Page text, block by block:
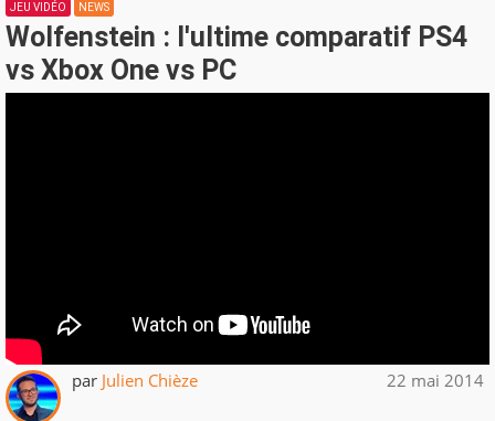
JEU VIDÉO NEWS
Wolfenstein : l'ultime comparatif PS4
vs Xbox One vs PC
par Julien Chièze 22 mai 2014